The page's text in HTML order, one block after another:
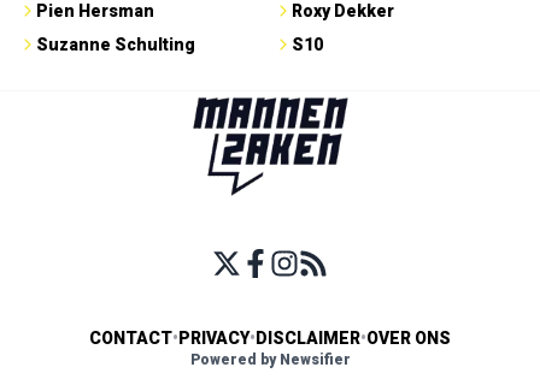
Pien Hersman
Suzanne Schulting
Roxy Dekker
S10
CONTACT• PRIVACY• DISCLAIMER•OVER ONS
Powered by Newsifier